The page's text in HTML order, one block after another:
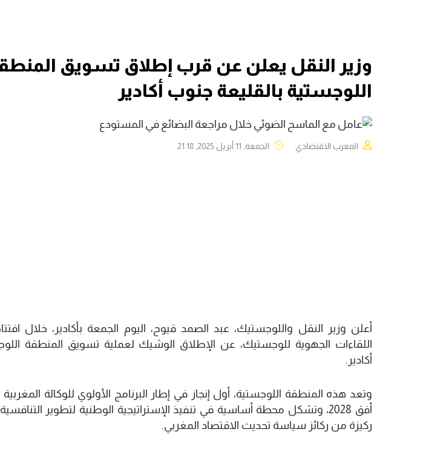
وزير النقل يعلن عن قرب إطلاق تسويق
اللوجستية بالقليعة جنوب أكادير
المغرب الاقتصادي الجمعة, 11 أبريل 2025, 21:18
أعلن وزير النقل واللوجستيك، عبد الصمد قيوح، اليوم الجمعة بأكادير، خلال
اللقاءات الجهوية للوجستيك، عن الإطلاق الوشيك لعملية تسويق المنطقة
أكادير.
وتعد هذه المنطقة اللوجستية، أول إنجاز في إطار البرنامج الأولوي للوكالة
أفق 2028، وتشكل محطة أساسية في تنفيذ الإستراتيجية الوطنية لتطوير
ركيزة من ركائز سياسة تحديث الاقتصاد المغربي.